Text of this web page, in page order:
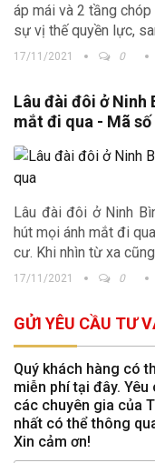
áp mái và 2 tầng
sự vị thế quyền lực,
17/11/2021 0
Lâu đài đôi ở Ninh
mắt đi qua - Mã số
Lâu đài đôi ở Ninh
hút mọi ánh mắt đi
cư. Khi nhìn từ xa
17/11/2021 0
GỬI YÊU CẦU TƯ
Quý khách hàng có
miễn phí tại đây.
các chuyên gia của
nhất có thể thông
Xin cảm ơn!